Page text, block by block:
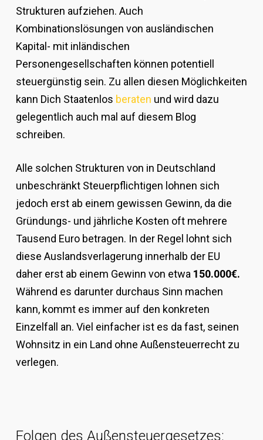
Strukturen aufziehen. Auch
Kombinationslösungen von ausländischen
Kapital- mit inländischen
Personengesellschaften können potentiell
steuergünstig sein. Zu allen diesen Möglichkeiten
kann Dich Staatenlos beraten und wird dazu
gelegentlich auch mal auf diesem Blog
schreiben.
Alle solchen Strukturen von in Deutschland
unbeschränkt Steuerpflichtigen lohnen sich
jedoch erst ab einem gewissen Gewinn, da die
Gründungs- und jährliche Kosten oft mehrere
Tausend Euro betragen. In der Regel lohnt sich
diese Auslandsverlagerung innerhalb der EU
daher erst ab einem Gewinn von etwa 150.000€.
Während es darunter durchaus Sinn machen
kann, kommt es immer auf den konkreten
Einzelfall an. Viel einfacher ist es da fast, seinen
Wohnsitz in ein Land ohne Außensteuerrecht zu
verlegen.
Folgen des Außensteuergesetzes: